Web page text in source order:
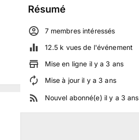
Résumé
7membresintéressés
12.5 k vues de l'événement
Mise en ligne il y a 3 ans
Mise à jour il y a 3 ans
Nouvel abonné(e) il y a 3 ans